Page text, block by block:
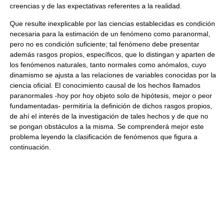
creencias y de las expectativas referentes a la realidad.
Que resulte inexplicable por las ciencias establecidas es condición
necesaria para la estimación de un fenómeno como paranormal,
pero no es condición suficiente; tal fenómeno debe presentar
además rasgos propios, específicos, que lo distingan y aparten de
los fenómenos naturales, tanto normales como anómalos, cuyo
dinamismo se ajusta a las relaciones de variables conocidas por la
ciencia oficial. El conocimiento causal de los hechos llamados
paranormales -hoy por hoy objeto solo de hipótesis, mejor o peor
fundamentadas- permitiría la definición de dichos rasgos propios,
de ahí el interés de la investigación de tales hechos y de que no
se pongan obstáculos a la misma. Se comprenderá mejor este
problema leyendo la clasificación de fenómenos que figura a
continuación.